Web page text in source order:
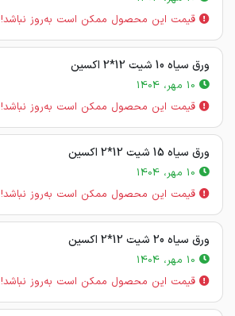
قیمت این محصول ممکن است به‌روز نباشد!
ورق سیاه 10 شیت 12*2 اکسین
قیمت این محصول ممکن است به‌روز نباشد!
ورق سیاه 15 شیت 12*2 اکسین
قیمت این محصول ممکن است به‌روز نباشد!
ورق سیاه 20 شیت 12*2 اکسین
قیمت این محصول ممکن است به‌روز نباشد!